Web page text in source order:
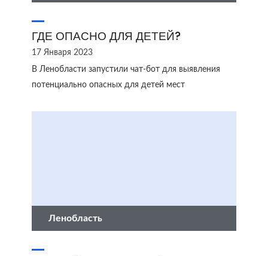
ГДЕ ОПАСНО ДЛЯ ДЕТЕЙ?
17 Января 2023
В Ленобласти запустили чат-бот для выявления
потенциально опасных для детей мест
Ленобласть